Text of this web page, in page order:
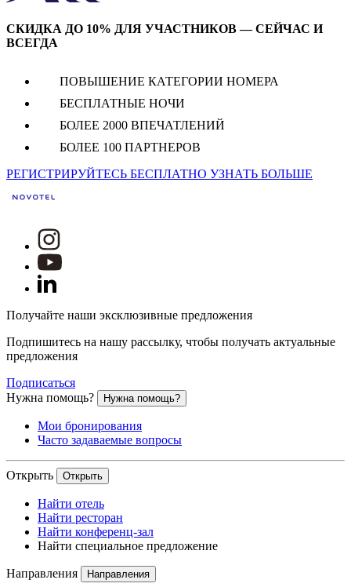
СКИДКА ДО 10% ДЛЯ УЧАСТНИКОВ — СЕЙЧАС И
ВСЕГДА
ПОВЫШЕНИЕ КАТЕГОРИИ НОМЕРА
БЕСПЛАТНЫЕ НОЧИ
БОЛЕЕ 2000 ВПЕЧАТЛЕНИЙ
БОЛЕЕ 100 ПАРТНЕРОВ
РЕГИСТРИРУЙТЕСЬ БЕСПЛАТНО УЗНАТЬ БОЛЬШЕ
Получайте наши эксклюзивные предложения
Подпишитесь на нашу рассылку, чтобы получать актуальные
предложения
Подписаться
Нужна помощь?
Нужна помощь?
Мои бронирования
Часто задаваемые вопросы
Открыть Открыть
Найти отель
Найти ресторан
Найти конференц-зал
Найти специальное предложение
Направления Направления